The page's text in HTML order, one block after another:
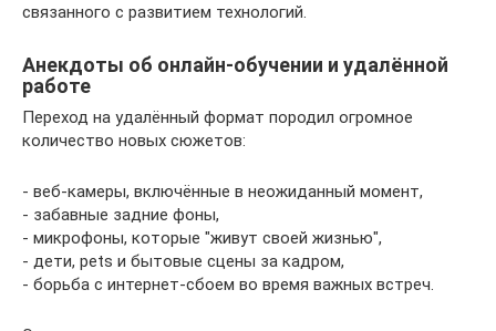
связанного с развитием технологий.
Анекдоты об онлайн-обучении и удалённой
работе
Переход на удалённый формат породил огромное
количество новых сюжетов:
- веб-камеры, включённые в неожиданный момент,
- забавные задние фоны,
- микрофоны, которые "живут своей жизнью",
- дети, pets и бытовые сцены за кадром,
- борьба с интернет-сбоем во время важных встреч.